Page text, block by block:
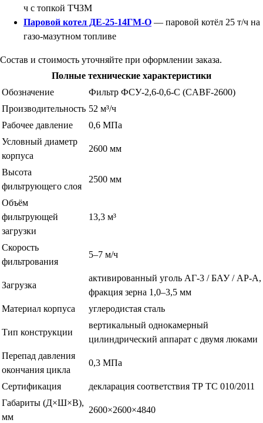
ч с топкой ТЧЗМ
Паровой котел ДЕ-25-14ГМ-О — паровой котёл 25 т/ч на
газо-мазутном топливе
Состав и стоимость уточняйте при оформлении заказа.
Полные технические характеристики
Обозначение
Фильтр ФСУ-2,6-0,6-С (CABF-2600)
Производительность 52 м³/ч
Рабочее давление
0,6 МПа
Условный диаметр
корпуса
2600 мм
Высота
фильтрующего слоя
2500 мм
Объём
фильтрующей
загрузки
13,3 м³
Скорость
фильтрования
5–7 м/ч
Загрузка
активированный уголь АГ-3 / БАУ / АР-А,
фракция зерна 1,0–3,5 мм
Материал корпуса
углеродистая сталь
Тип конструкции
вертикальный однокамерный
цилиндрический аппарат с двумя люками
Перепад давления
окончания цикла
0,3 МПа
Сертификация
декларация соответствия ТР ТС 010/2011
Габариты (Д×Ш×В),
мм
2600×2600×4840